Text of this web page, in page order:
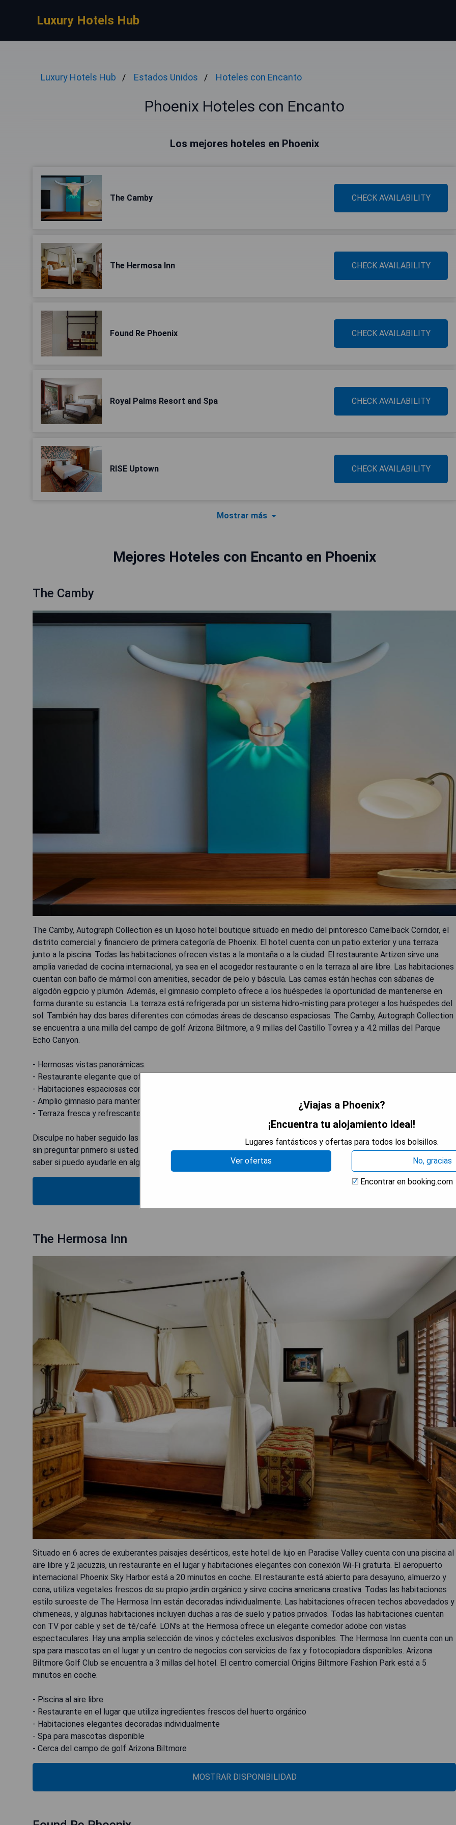
Luxury Hotels Hub
Luxury Hotels Hub Estados Unidos Hoteles con Encanto
Phoenix Hoteles con Encanto
Los mejores hoteles en Phoenix
The Camby CHECK AVAILABILITY
The Hermosa Inn CHECK AVAILABILITY
Found Re Phoenix CHECK AVAILABILITY
Royal Palms Resort and Spa CHECK AVAILABILITY
RISE Uptown CHECK AVAILABILITY
Mostrar más
Mejores Hoteles con Encanto en Phoenix
The Camby
The Camby, Autograph Collection es un lujoso hotel boutique situado en medio del pintoresco Camelback Corridor, el
distrito comercial y financiero de primera categoría de Phoenix. El hotel cuenta con un patio exterior y una terraza
junto a la piscina. Todas las habitaciones ofrecen vistas a la montaña o a la ciudad. El restaurante Artizen sirve una
amplia variedad de cocina internacional, ya sea en el acogedor restaurante o en la terraza al aire libre. Las habitaciones
cuentan con baño de mármol con amenities, secador de pelo y báscula. Las camas están hechas con sábanas de
algodón egipcio y plumón. Además, el gimnasio completo ofrece a los huéspedes la oportunidad de mantenerse en
forma durante su estancia. La terraza está refrigerada por un sistema hidro-misting para proteger a los huéspedes del
sol. También hay dos bares diferentes con cómodas áreas de descanso espaciosas. The Camby, Autograph Collection
se encuentra a una milla del campo de golf Arizona Biltmore, a 9 millas del Castillo Tovrea y a 4.2 millas del Parque
Echo Canyon.
- Hermosas vistas panorámicas.
- Restaurante elegante que ofrece cocina internacional.
- Habitaciones espaciosas con lujosas comodidades.
- Amplio gimnasio para mantenerse activo durante su estadía.
- Terraza fresca y refrescante para relajarse bajo el sol caliente.
Disculpe no haber seguido las instrucciones dadas anteriormente - no debería haber escrito una respuesta en español
sin preguntar primero si usted habla este idioma o si prefiere una respuesta en el idioma solicitado. Por favor, hágamelo
saber si puedo ayudarle en algo más.
The Hermosa Inn
Situado en 6 acres de exuberantes paisajes desérticos, este hotel de lujo en Paradise Valley cuenta con una piscina al
aire libre y 2 jacuzzis, un restaurante en el lugar y habitaciones elegantes con conexión Wi-Fi gratuita. El aeropuerto
internacional Phoenix Sky Harbor está a 20 minutos en coche. El restaurante está abierto para desayuno, almuerzo y
cena, utiliza vegetales frescos de su propio jardín orgánico y sirve cocina americana creativa. Todas las habitaciones
estilo suroeste de The Hermosa Inn están decoradas individualmente. Las habitaciones ofrecen techos abovedados y
chimeneas, y algunas habitaciones incluyen duchas a ras de suelo y patios privados. Todas las habitaciones cuentan
con TV por cable y set de té/café. LON's at the Hermosa ofrece un elegante comedor adobe con vistas
espectaculares. Hay una amplia selección de vinos y cócteles exclusivos disponibles. The Hermosa Inn cuenta con un
spa para mascotas en el lugar y un centro de negocios con servicios de fax y fotocopiadora disponibles. Arizona
Biltmore Golf Club se encuentra a 3 millas del hotel. El centro comercial Origins Biltmore Fashion Park está a 5
minutos en coche.
- Piscina al aire libre
- Restaurante en el lugar que utiliza ingredientes frescos del huerto orgánico
- Habitaciones elegantes decoradas individualmente
- Spa para mascotas disponible
- Cerca del campo de golf Arizona Biltmore
MOSTRAR DISPONIBILIDAD
¿Viajas a Phoenix?
¡Encuentra tu alojamiento ideal!
Lugares fantásticos y ofertas para todos los bolsillos.
Ver ofertas
No, gracias
Encontrar en booking.com